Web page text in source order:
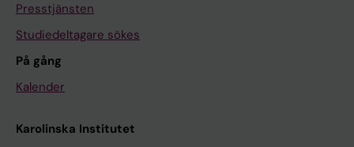
Presstjänsten
Studiedeltagare sökes
På gång
Kalender
Karolinska Institutet